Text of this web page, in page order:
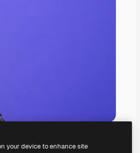
your device to enhance site